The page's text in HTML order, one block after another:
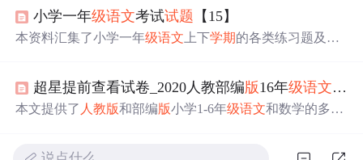
利用、试题结构，给出备考策略，提及区域教育差异对
题的影响及应对措施，助力学生备考。
小学一年级语文考试试题 【15】
本资料汇集了小学一年级语文 上下学期的各类练习题及复
超星提前查看试卷_2020人教部编版16年级语文上册
本文提供了 人教版和部编版小学1-6年级语文和数学的多份